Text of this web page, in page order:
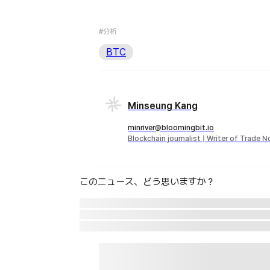
#分析
BTC
Minseung Kang
minriver@bloomingbit.io
Blockchain journalist | Writer of Trade
このニュース、どう思いますか？